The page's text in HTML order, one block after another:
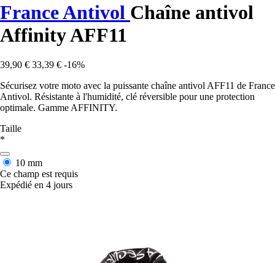
France Antivol Chaîne antivol
Affinity AFF11
39,90 € 33,39 € -16%
Sécurisez votre moto avec la puissante chaîne antivol AFF11 de France
Antivol. Résistante à l'humidité, clé réversible pour une protection
optimale. Gamme AFFINITY.
Taille
*
10 mm
Ce champ est requis
Expédié en 4 jours